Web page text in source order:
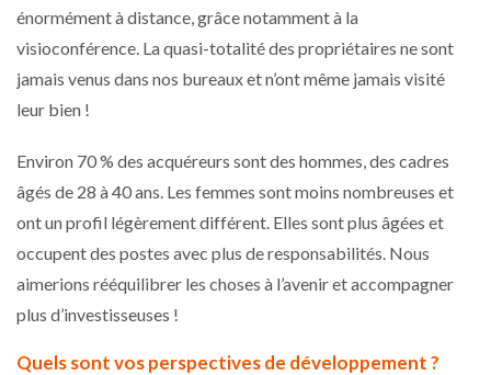
énormément à distance, grâce notamment à la
visioconférence. La quasi-totalité des propriétaires ne sont
jamais venus dans nos bureaux et n’ont même jamais visité
leur bien !
Environ 70 % des acquéreurs sont des hommes, des cadres
âgés de 28 à 40 ans. Les femmes sont moins nombreuses et
ont un profil légèrement différent. Elles sont plus âgées et
occupent des postes avec plus de responsabilités. Nous
aimerions rééquilibrer les choses à l’avenir et accompagner
plus d’investisseuses !
Quels sont vos perspectives de développement ?